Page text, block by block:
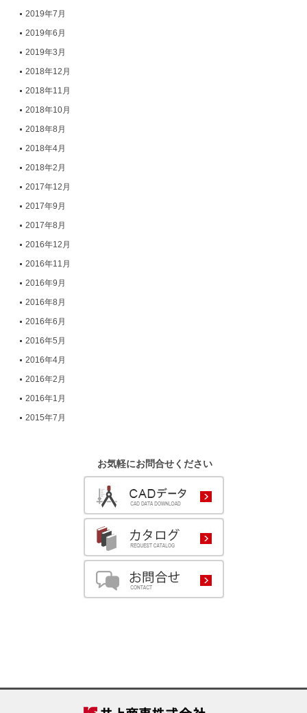
2019年7月
2019年6月
2019年3月
2018年12月
2018年11月
2018年10月
2018年8月
2018年4月
2018年2月
2017年12月
2017年9月
2017年8月
2016年12月
2016年11月
2016年9月
2016年8月
2016年6月
2016年5月
2016年4月
2016年2月
2016年1月
2015年7月
お気軽にお問合せください